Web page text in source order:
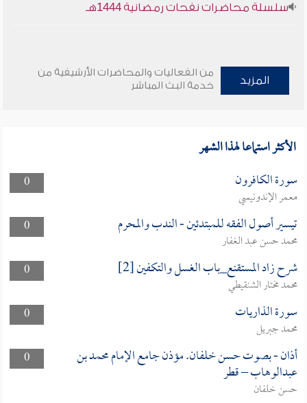
سلسلة محاضرات نفحات رمضانية 1444هـ
المزيد
من الفعاليات والمحاضرات الأرشيفية من
خدمة البث المباشر
الأكثر استماعا لهذا الشهر
0 سورة الكافرون
معمر الإندونيسي
0
تيسير أصول الفقه للمبتدئين - الندب والمحرم
محمد حسن عبد الغفار
0
شرح زاد المستقنع_باب الغسل والتكفين [2]
محمد مختار الشنقيطي
0
سورة الذاريات
محمد جبريل
0
أذان - بصوت حسن خلفان. مؤذن جامع الإمام محمد بن
عبدالوهاب – قطر
حسن خلفان